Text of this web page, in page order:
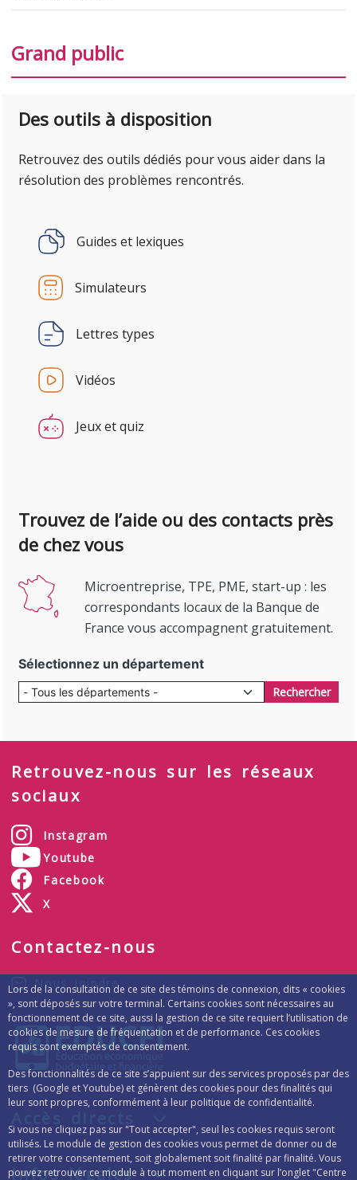
Lors de la consultation de ce site des témoins de connexion, dits « cookies
», sont déposés sur votre terminal. Certains cookies sont nécessaires au
fonctionnement de ce site, aussi la gestion de ce site requiert l’utilisation de
cookies de mesure de fréquentation et de performance. Ces cookies
requis sont exemptés de consentement.
Des fonctionnalités de ce site s’appuient sur des services proposés par des
tiers (Google et Youtube) et génèrent des cookies pour des finalités qui
leur sont propres, conformément à leur politique de confidentialité.
Si vous ne cliquez pas sur "Tout accepter", seul les cookies requis seront
utilisés. Le module de gestion des cookies vous permet de donner ou de
retirer votre consentement, soit globalement soit finalité par finalité. Vous
pouvez retrouver ce module à tout moment en cliquant sur l’onglet "Centre
Grand public
Des outils à disposition
Retrouvez des outils dédiés pour vous aider dans la
résolution des problèmes rencontrés.
Guides et lexiques
Simulateurs
Lettres types
Vidéos
Jeux et quiz
Trouvez de l’aide ou des contacts près
de chez vous
Microentreprise, TPE, PME, start-up : les
correspondants locaux de la Banque de
France vous accompagnent gratuitement.
Sélectionnez un département
Rechercher
Retrouvez-nous sur les réseaux
sociaux
Instagram
Youtube
Facebook
X
Contactez-nous
Nous joindre
Infos légales